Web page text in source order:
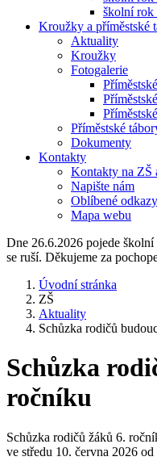
školní rok
Kroužky a příměstské
Aktuality
Kroužky
Fotogalerie
Příměstské
Dokumenty
Kontakty
Kontakty na ZŠ
Napište nám
Oblíbené odkazy
Mapa webu
Dne 26.6.2026 pojede
se ruší. Děkujeme za
Úvodní stránka
ZŠ
Aktuality
Schůzka rodičů
Schůzka
ročníku
Schůzka rodičů žáků 6.
ve středu 10. června 2026 od